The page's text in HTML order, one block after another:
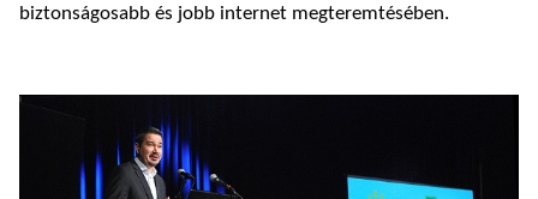
biztonságosabb és jobb internet megteremtésében.